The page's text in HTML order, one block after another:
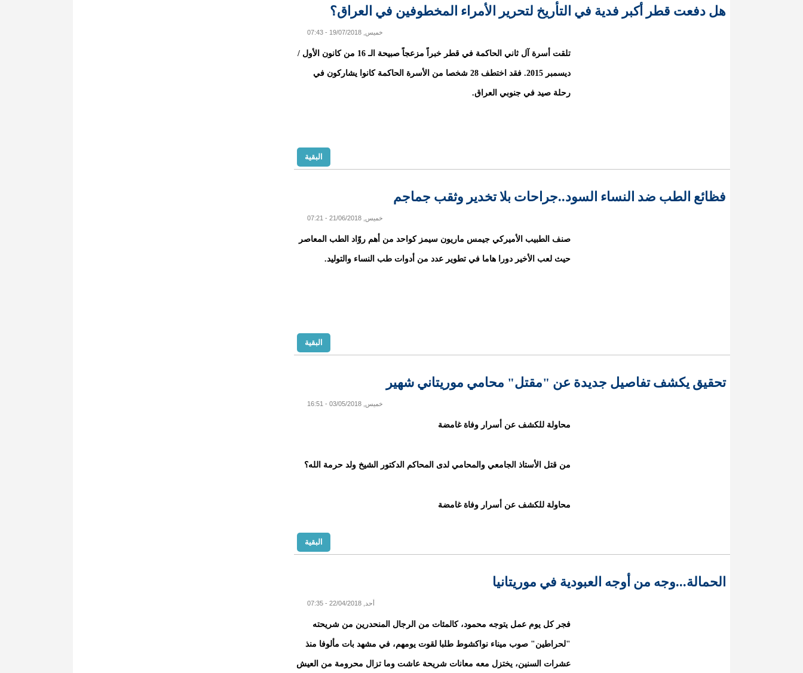
هل دفعت قطر أكبر فدية في التأريخ لتحرير الأمراء المخطوفين في العراق؟
خميس, 19/07/2018 - 07:43
تلقت أسرة آل ثاني الحاكمة في قطر خبراً مزعجاً صبيحة الـ 16 من كانون الأول /
ديسمبر 2015. فقد اختطف 28 شخصا من الأسرة الحاكمة كانوا يشاركون في
رحلة صيد في جنوبي العراق.
البقية
فظائع الطب ضد النساء السود..جراحات بلا تخدير وثقب جماجم
خميس, 21/06/2018 - 07:21
صنف الطبيب الأميركي جيمس ماريون سيمز كواحد من أهم روّاد الطب المعاصر
حيث لعب الأخير دورا هاما في تطوير عدد من أدوات طب النساء والتوليد.
البقية
تحقيق يكشف تفاصيل جديدة عن "مقتل" محامي موريتاني شهير
خميس, 03/05/2018 - 16:51
محاولة للكشف عن أسرار وفاة غامضة
من قتل الأستاذ الجامعي والمحامي لدى المحاكم الدكتور الشيخ ولد حرمة الله؟
محاولة للكشف عن أسرار وفاة غامضة
البقية
الحمالة...وجه من أوجه العبودية في موريتانيا
أحد, 22/04/2018 - 07:35
فجر كل يوم عمل يتوجه محمود، كالمئات من الرجال المنحدرين من شريحته
"لحراطين" صوب ميناء نواكشوط طلبا لقوت يومهم، في مشهد بات مألوفا منذ
عشرات السنين، يختزل معه معانات شريحة عاشت وما تزال محرومة من العيش